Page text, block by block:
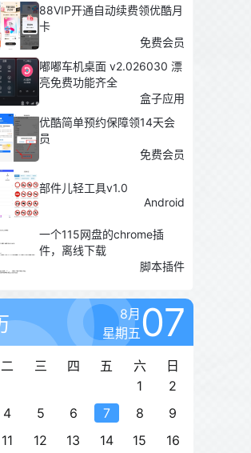
size:16px;
box-
box-1-2{background-
200px}33.332%{margin-
88VIP开通自动续费领优酷月
卡
免费会员
嘟嘟车机桌面 v2.026030 漂
亮免费功能齐全
盒子应用
优酷简单预约保障领14天会
员
免费会员
部件儿轻工具v1.0
Android
一个115网盘的chrome插
件，离线下载
脚本插件
8月
星期五 07
二 三 四 五 六
日
1
2
4 5 6 7 8
9
11 12 13 14 15
16